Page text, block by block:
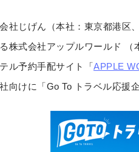
社じげん（本社：東京都港区
株式会社アップルワールド
ル予約手配サイト「APPLE
向けに「Go To トラベル応援